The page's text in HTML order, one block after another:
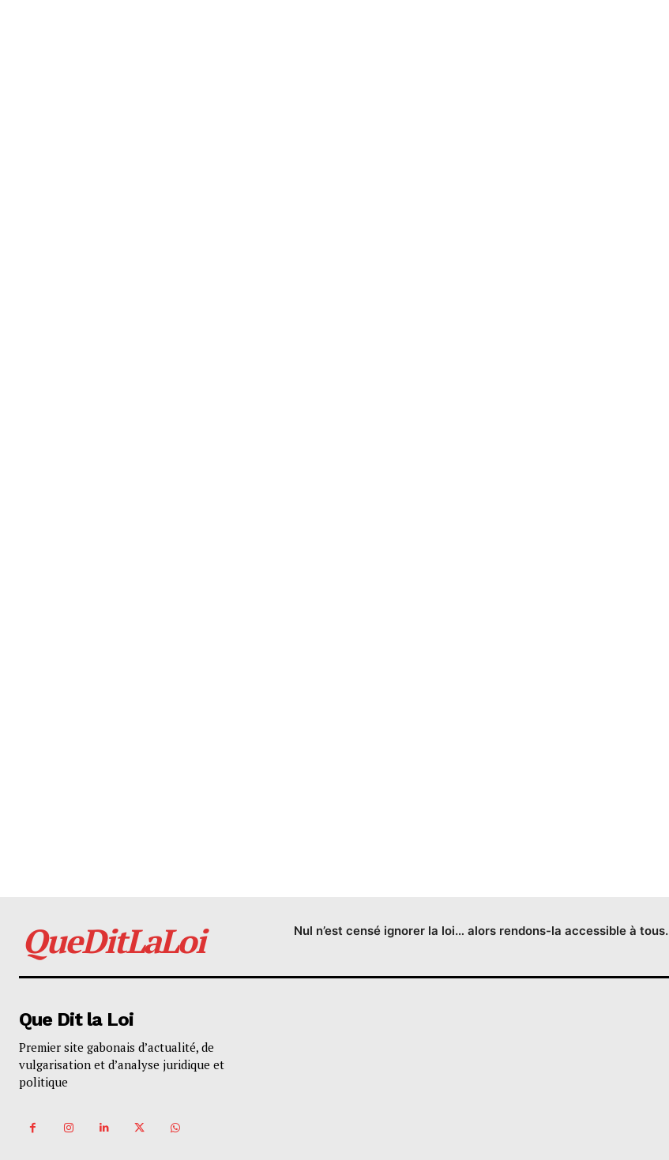
QueDitLaLoi Nul n’est censé ignorer la loi… alors rendons-la accessible à tous.
Que Dit la Loi
Premier site gabonais d’actualité, de
vulgarisation et d’analyse juridique et
politique